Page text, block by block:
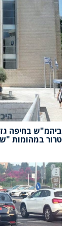
ביהמ"ש בחיפה
טרור במהומות